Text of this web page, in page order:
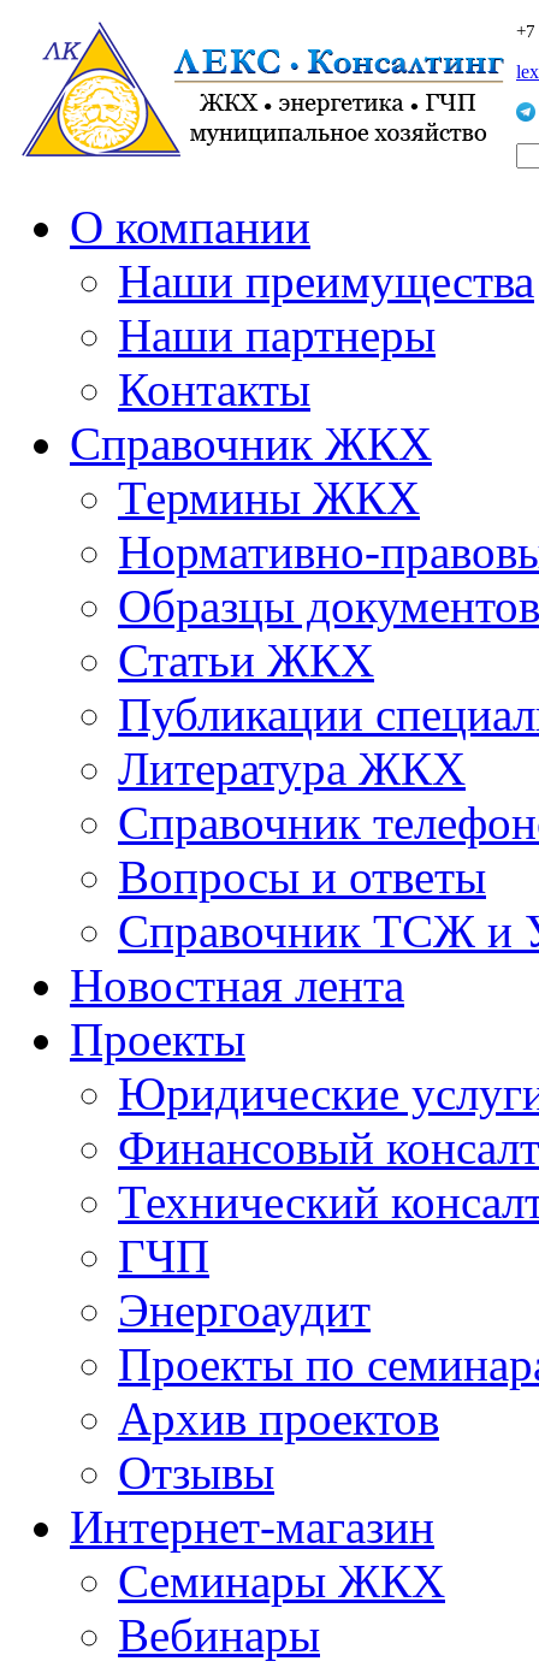
О компании
Наши преимущества
Наши партнеры
Контакты
Справочник ЖКХ
Термины ЖКХ
Нормативно-
Образцы документов
Статьи ЖКХ
Публикации
Литература ЖКХ
Справочник
Вопросы и ответы
Справочник ТСЖ и
Новостная лента
Проекты
Юридические
Финансовый
Технический
ГЧП
Энергоаудит
Проекты по
Архив проектов
Отзывы
Интернет-магазин
Семинары ЖКХ
Вебинары